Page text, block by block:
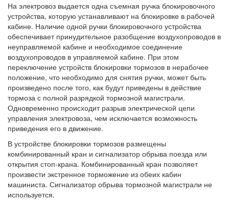
На электровоз выдается одна съемная ручка блокировочного
устройства, которую устанавливают на блокировке в рабочей
кабине. Наличие одной ручки блокировочного устройства
обеспечивает принудительное разобщение воздухопроводов в
неуправляемой кабине и необходимое соединение
воздухопроводов в управляемой кабине. При этом
переключение устройств блокировки тормозов в нерабочее
положение, что необходимо для снятия ручки, может быть
произведено после того, как будут приведены в действие
тормоза с полной разрядкой тормозной магистрали.
Одновременно происходит разрыв электрической цепи
управления электровоза, чем исключается возможность
приведения его в движение.
В устройстве блокировки тормозов размещены
комбинированный кран и сигнализатор обрыва поезда или
открытия стоп-крана. Комбинированный кран позволяет
произвести экстренное торможение из обеих кабин
машиниста. Сигнализатор обрыва тормозной магистрали не
используется.